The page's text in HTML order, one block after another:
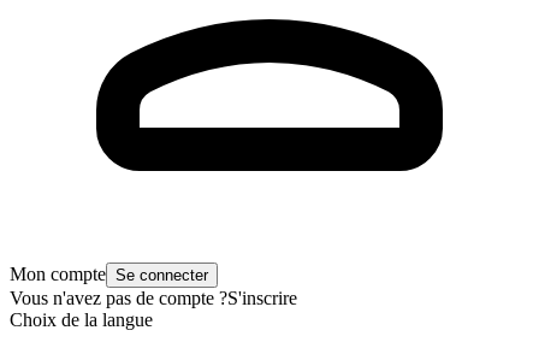
Mon compte Se connecter
Vous n'avez pas de compte ?S'inscrire
Choix de la langue